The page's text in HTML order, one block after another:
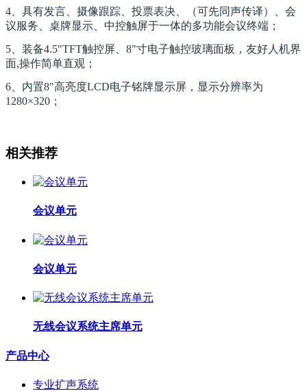
4、具有发言、摄像跟踪、投票表决、（可先同声传译）、会
议服务、桌牌显示、中控触屏于一体的多功能会议终端；
5、装备4.5"TFT触控屏、8"寸电子触控玻璃面板，友好人机界
面,操作简单直观；
6、内置8"高亮度LCD电子铭牌显示屏，显示分辨率为
1280×320；
相关推荐
会议单元
会议单元
无线会议系统主席单元
产品中心
专业扩声系统